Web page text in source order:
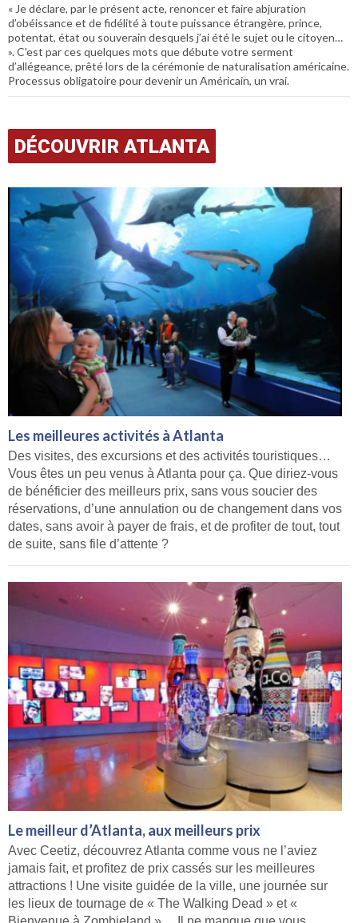
« Je déclare, par le présent acte, renoncer et faire abjuration
d’obéissance et de fidélité à toute puissance étrangère, prince,
potentat, état ou souverain desquels j’ai été le sujet ou le citoyen…
». C'est par ces quelques mots que débute votre serment
d’allégeance, prêté lors de la cérémonie de naturalisation américaine.
Processus obligatoire pour devenir un Américain, un vrai.
DÉCOUVRIR ATLANTA
Les meilleures activités à Atlanta
Des visites, des excursions et des activités touristiques…
Vous êtes un peu venus à Atlanta pour ça. Que diriez-vous
de bénéficier des meilleurs prix, sans vous soucier des
réservations, d’une annulation ou de changement dans vos
dates, sans avoir à payer de frais, et de profiter de tout, tout
de suite, sans file d’attente ?
Le meilleur d’Atlanta, aux meilleurs prix
Avec Ceetiz, découvrez Atlanta comme vous ne l’aviez
jamais fait, et profitez de prix cassés sur les meilleures
attractions ! Une visite guidée de la ville, une journée sur
les lieux de tournage de « The Walking Dead » et «